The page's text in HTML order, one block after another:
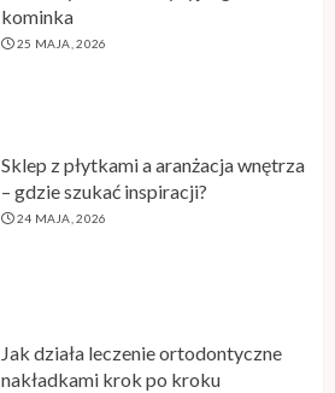
Sklep z płytkami a aranżacja wnętrza
– gdzie szukać inspiracji?
Jak działa leczenie ortodontyczne
nakładkami krok po kroku
Karta RFID – zastosowanie